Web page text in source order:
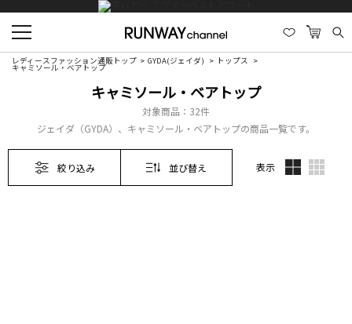
レディースファッション通販トップ GYDA(ジェイダ) トップス
キャミソール・ベアトップ
キャミソール・ベアトップ
対象商品： 32件
ジェイダ（GYDA）、キャミソール・ベアトップの商品一覧です。
絞り込み 並び替え 表示